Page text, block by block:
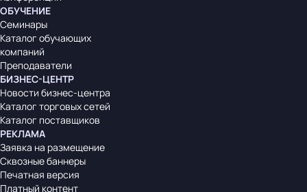
ОБУЧЕНИЕ
Семинары
Каталог обучающих
компаний
Преподаватели
БИЗНЕС-ЦЕНТР
Новости бизнес-центра
Каталог торговых сетей
Каталог поставщиков
РЕКЛАМА
Заявка на размещение
Сквозные баннеры
Печатная версия
Платный контент